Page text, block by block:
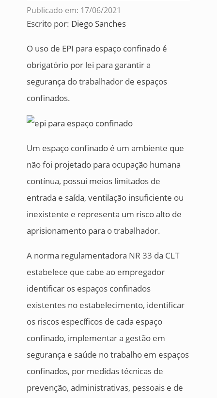
Publicado em: 17/06/2021
Escrito por: Diego Sanches
O uso de EPI para espaço confinado é
obrigatório por lei para garantir a
segurança do trabalhador de espaços
confinados.
Um espaço confinado é um ambiente que
não foi projetado para ocupação humana
contínua, possui meios limitados de
entrada e saída, ventilação insuficiente ou
inexistente e representa um risco alto de
aprisionamento para o trabalhador.
A norma regulamentadora NR 33 da CLT
estabelece que cabe ao empregador
identificar os espaços confinados
existentes no estabelecimento, identificar
os riscos específicos de cada espaço
confinado, implementar a gestão em
segurança e saúde no trabalho em espaços
confinados, por medidas técnicas de
prevenção, administrativas, pessoais e de